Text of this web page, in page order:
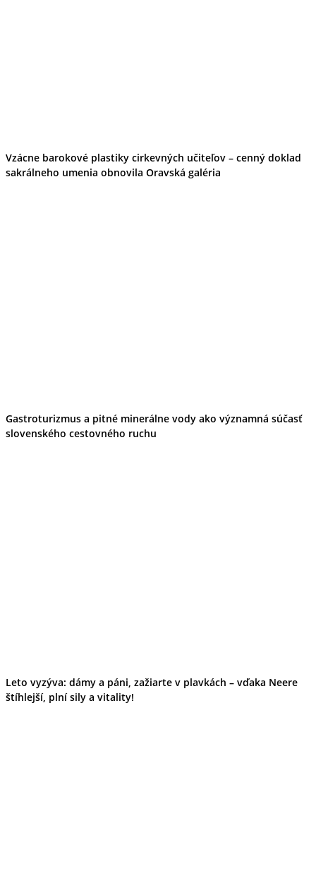
Šport a agroturistika
Školstvo
Vzácne barokové plastiky cirkevných učiteľov – cenný doklad
sakrálneho umenia obnovila Oravská galéria
Gastroturizmus a pitné minerálne vody ako významná súčasť
slovenského cestovného ruchu
Leto vyzýva: dámy a páni, zažiarte v plavkách – vďaka Neere
štíhlejší, plní sily a vitality!